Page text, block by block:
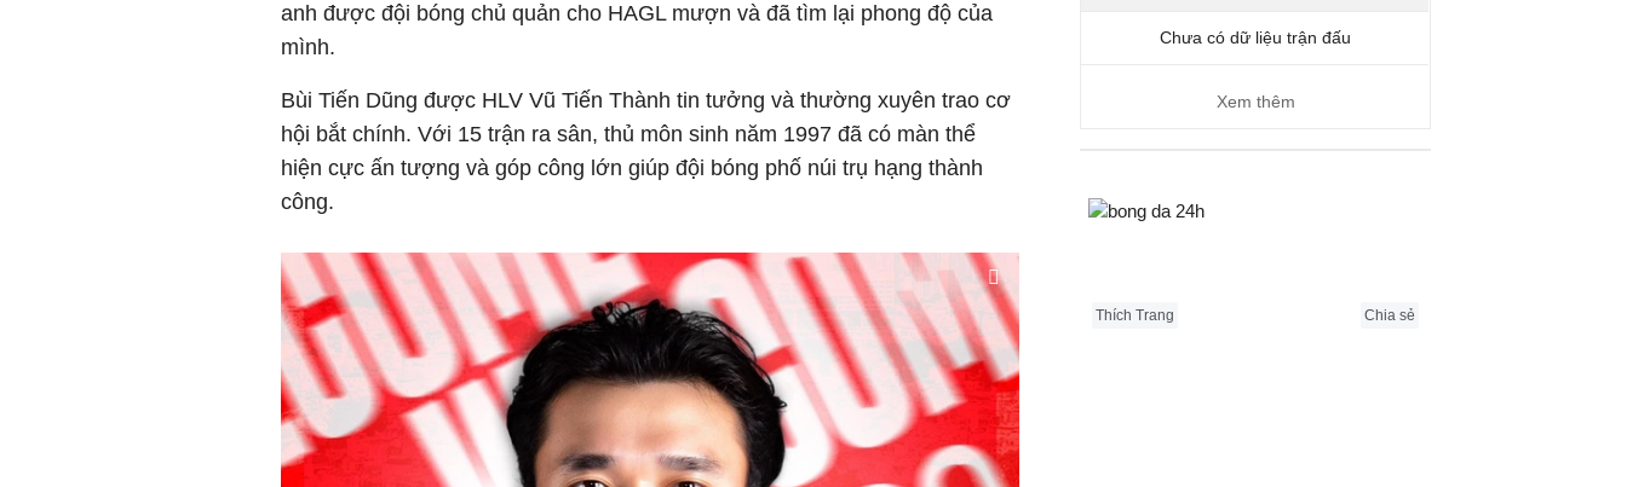
anh được đội bóng chủ quản cho HAGL mượn và đã tìm lại phong độ của
mình.
Bùi Tiến Dũng được HLV Vũ Tiến Thành tin tưởng và thường xuyên trao cơ
hội bắt chính. Với 15 trận ra sân, thủ môn sinh năm 1997 đã có màn thể
hiện cực ấn tượng và góp công lớn giúp đội bóng phố núi trụ hạng thành
công.
Chưa có dữ liệu trận đấu
Xem thêm
Thích Trang Chia sẻ